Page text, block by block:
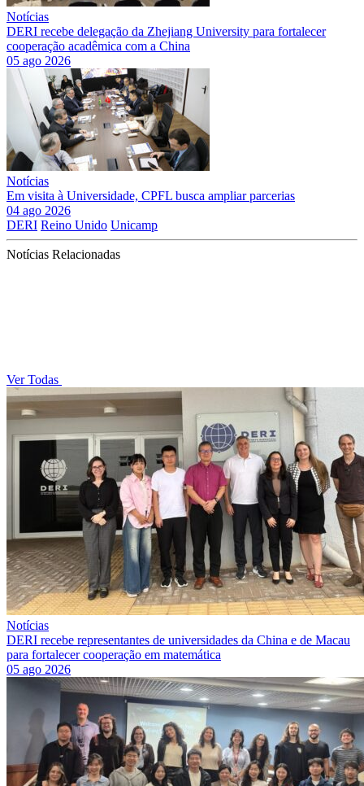
Notícias
DERI recebe delegação da Zhejiang University para fortalecer
cooperação acadêmica com a China
05 ago 2026
Notícias
Em visita à Universidade, CPFL busca ampliar parcerias
04 ago 2026
DERI Reino Unido Unicamp
Notícias Relacionadas
Ver Todas
Notícias
DERI recebe representantes de universidades da China e de Macau
para fortalecer cooperação em matemática
05 ago 2026